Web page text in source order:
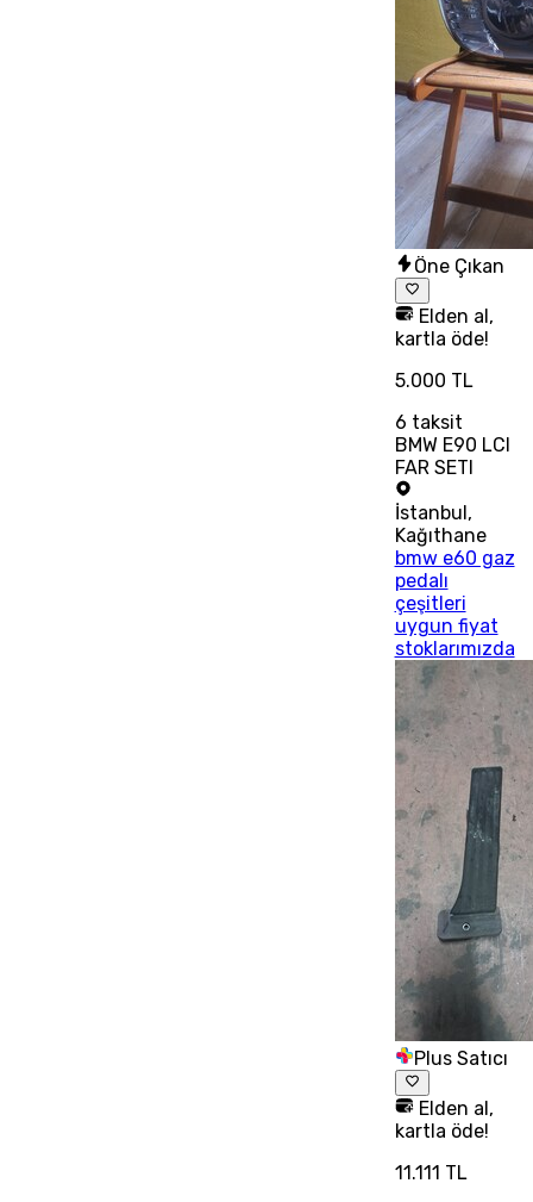
Öne Çıkan
Elden al,
kartla öde!
5.000 TL
6 taksit
BMW E90 LCI
FAR SETI
İstanbul,
Kağıthane
bmw e60 gaz
pedalı
çeşitleri
uygun fiyat
stoklarımızda
Plus Satıcı
Elden al,
kartla öde!
11.111 TL